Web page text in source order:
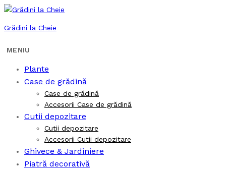
Grădini la Cheie
Plante
Case de grădină
Case de grădină
Accesorii Case de grădină
Cutii depozitare
Cutii depozitare
Accesorii Cutii depozitare
Ghivece & Jardiniere
Piatră decorativă